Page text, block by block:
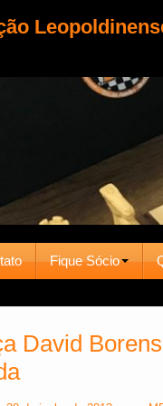
Fique Sócio
David